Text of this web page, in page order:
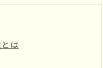
は